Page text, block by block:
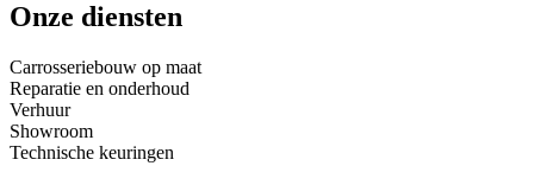
Onze diensten
Carrosseriebouw op maat
Reparatie en onderhoud
Verhuur
Showroom
Technische keuringen